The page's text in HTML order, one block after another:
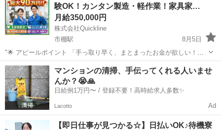
験OK！カンタン製造・軽作業！家具家…
月給350,000円
株式会社Quickline
市棚駅
8月5日
"🌟 アピールポイント 「手っ取り早く、まとまったお金が欲しい！」
「今の生活を抜け出して、すぐにでも新生活を始めたい！」 そんなあ
なたの願い、ここで叶えませんか？🤝✨ 全国2万件以上の圧倒的な求人
数の中から、あ...
宮崎 宮崎市 工場 時給
マンションの清掃、手伝ってくれる人いませ
んか？😭🙏
日給例1万円〜 / 登録不要！高時給求人多数✨
Lacotto Ad
【即日仕事が見つかる☆】日払いOK♪待機寮